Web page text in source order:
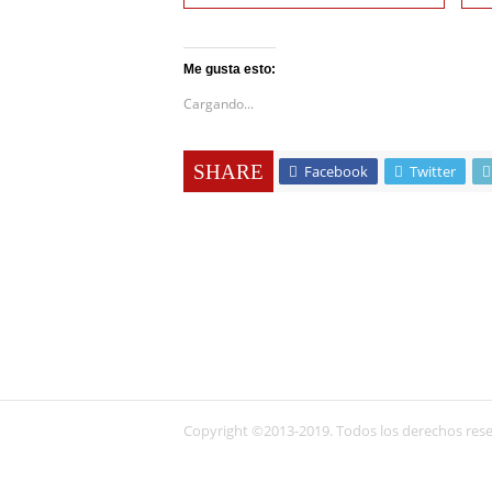
Me gusta esto:
Cargando...
SHARE Facebook Twitter
Copyright ©2013-2019. Todos los derechos